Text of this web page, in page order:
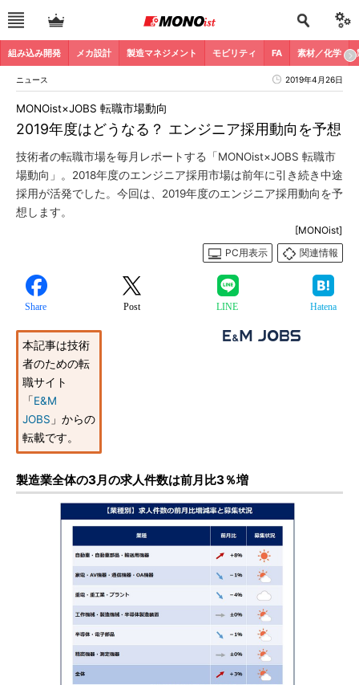
組み込み開発 メカ設計 製造マネジメント モビリティ FA 素材／化学
ニュース 2019年4月26日
2019年度はどうなる？ エンジニア採用動向を予想
MONOist×JOBS 転職市場動向
技術者の転職市場を毎月レポートする「MONOist×JOBS 転職市
場動向」。2018年度のエンジニア採用市場は前年に引き続き中途
採用が活発でした。今回は、2019年度のエンジニア採用動向を予
想します。
[MONOist]
PC用表示
関連情報
Share Post LINE Hatena
本記事は技術
者のための転
職サイト
「E&M
JOBS 」からの
転載です。
製造業全体の3月の求人件数は前月比3％増